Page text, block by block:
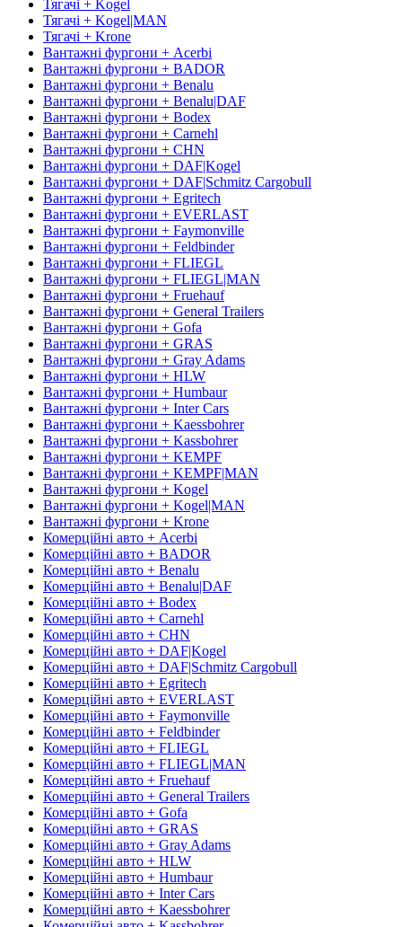
Тягачі + Kogel
Тягачі + Kogel|MAN
Тягачі + Krone
Вантажні фургони + Acerbi
Вантажні фургони + BADOR
Вантажні фургони + Benalu
Вантажні фургони + Benalu|DAF
Вантажні фургони + Bodex
Вантажні фургони + Carnehl
Вантажні фургони + CHN
Вантажні фургони + DAF|Kogel
Вантажні фургони + DAF|Schmitz Cargobull
Вантажні фургони + Egritech
Вантажні фургони + EVERLAST
Вантажні фургони + Faymonville
Вантажні фургони + Feldbinder
Вантажні фургони + FLIEGL
Вантажні фургони + FLIEGL|MAN
Вантажні фургони + Fruehauf
Вантажні фургони + General Trailers
Вантажні фургони + Gofa
Вантажні фургони + GRAS
Вантажні фургони + Gray Adams
Вантажні фургони + HLW
Вантажні фургони + Humbaur
Вантажні фургони + Inter Cars
Вантажні фургони + Kaessbohrer
Вантажні фургони + Kassbohrer
Вантажні фургони + KEMPF
Вантажні фургони + KEMPF|MAN
Вантажні фургони + Kogel
Вантажні фургони + Kogel|MAN
Вантажні фургони + Krone
Комерційні авто + Acerbi
Комерційні авто + BADOR
Комерційні авто + Benalu
Комерційні авто + Benalu|DAF
Комерційні авто + Bodex
Комерційні авто + Carnehl
Комерційні авто + CHN
Комерційні авто + DAF|Kogel
Комерційні авто + DAF|Schmitz Cargobull
Комерційні авто + Egritech
Комерційні авто + EVERLAST
Комерційні авто + Faymonville
Комерційні авто + Feldbinder
Комерційні авто + FLIEGL
Комерційні авто + FLIEGL|MAN
Комерційні авто + Fruehauf
Комерційні авто + General Trailers
Комерційні авто + Gofa
Комерційні авто + GRAS
Комерційні авто + Gray Adams
Комерційні авто + HLW
Комерційні авто + Humbaur
Комерційні авто + Inter Cars
Комерційні авто + Kaessbohrer